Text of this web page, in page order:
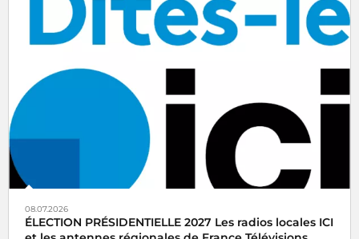
08.07.2026
ÉLECTION PRÉSIDENTIELLE 2027 Les radios locales ICI